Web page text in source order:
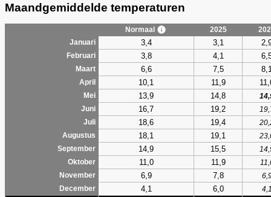
Maandgemiddelde temperaturen
Normaal 2025
Januari
3,4 3,1
Februari 3,8 4,1
Maart 6,6 7,5
April 10,1 11,9
Mei 13,9 14,8
Juni
16,7 19,2
Juli
18,6 19,4
Augustus
18,1 19,1
September
14,9 15,5
Oktober
11,0 11,9
November
6,9 7,8
December
4,1 6,0